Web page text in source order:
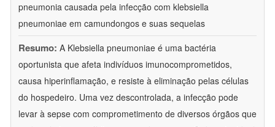
pneumonia causada pela infecção com klebsiella
pneumoniae em camundongos e suas sequelas
Resumo: A Klebsiella pneumoniae é uma bactéria
oportunista que afeta indivíduos imunocomprometidos,
causa hiperinflamação, e resiste à eliminação pelas células
do hospedeiro. Uma vez descontrolada, a infecção pode
levar à sepse com comprometimento de diversos órgãos que